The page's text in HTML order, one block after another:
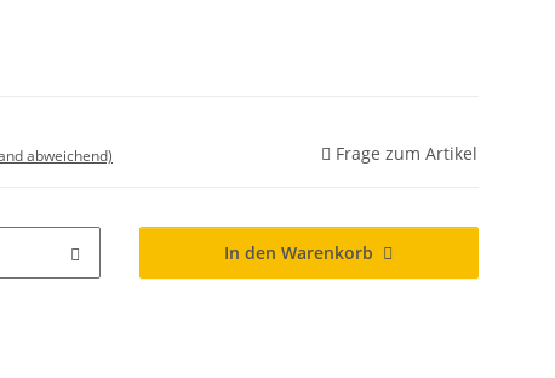
abweichend) Frage zum Artikel
In den Warenkorb